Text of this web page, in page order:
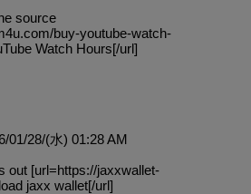
source
buy-youtube-watch-
Watch Hours[/url]
01/28/(水) 01:28 AM
out [url=https://jaxxwallet-
jaxx wallet[/url]